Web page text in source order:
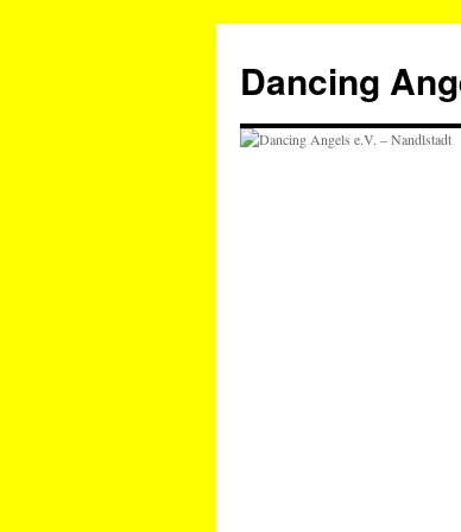
springen
Dancing